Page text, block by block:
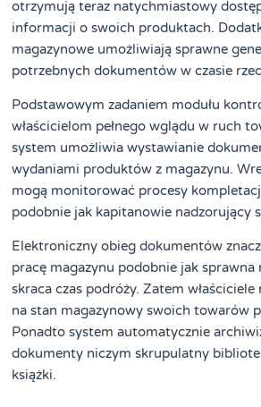
otrzymują teraz natychmiastowy
informacji o swoich produktach.
magazynowe umożliwiają sprawne
potrzebnych dokumentów w czasie
Podstawowym zadaniem modułu
właścicielom pełnego wglądu w ruch
system umożliwia wystawianie
wydaniami produktów z magazynu.
mogą monitorować procesy
podobnie jak kapitanowie nadzorujący
Elektroniczny obieg dokumentów
pracę magazynu podobnie jak sprawna
skraca czas podróży. Zatem właściciele
na stan magazynowy swoich towarów
Ponadto system automatycznie
dokumenty niczym skrupulatny
książki.